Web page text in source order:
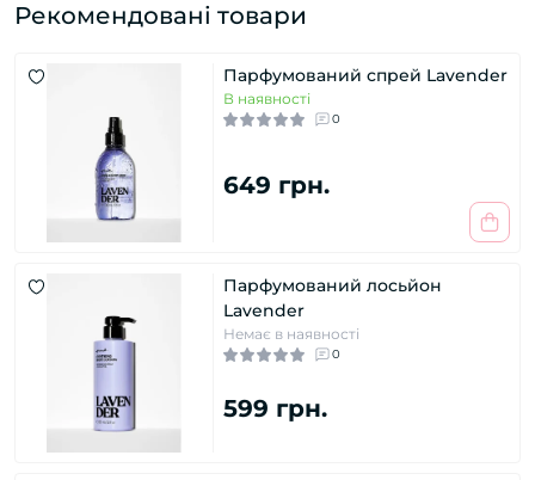
Рекомендовані товари
Парфумований спрей Lavender
В наявності
0
649 грн.
Парфумований лосьйон
Lavender
Немає в наявності
0
599 грн.